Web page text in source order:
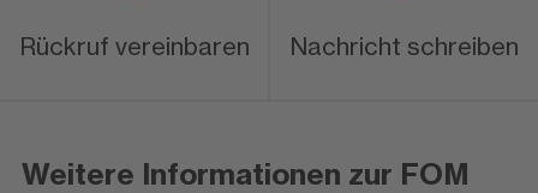
Rückruf vereinbaren Nachricht schreiben
Weitere Informationen zur FOM